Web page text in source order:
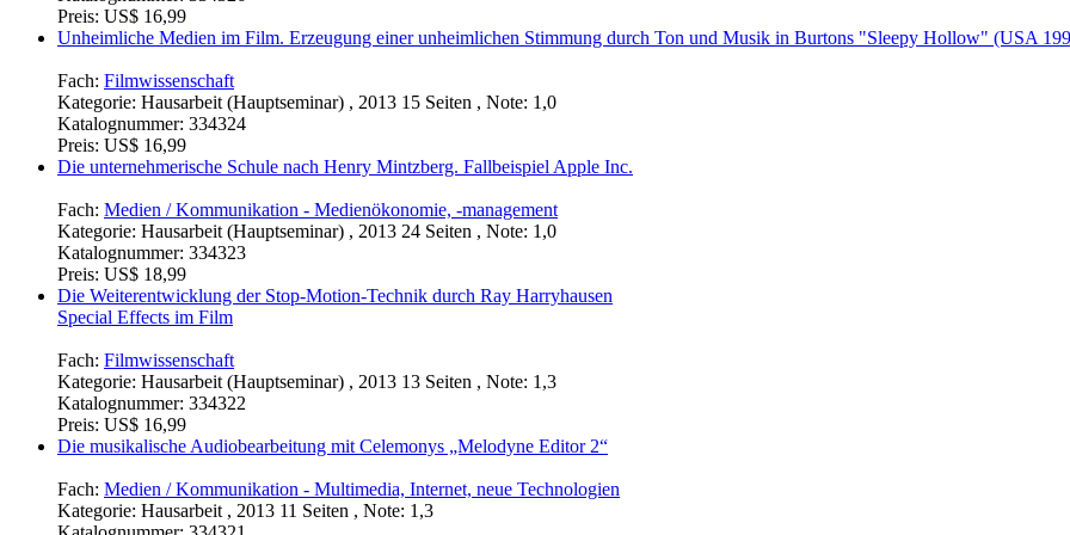
Preis: US$ 16,99
Unheimliche Medien im Film. Erzeugung einer unheimlichen Stimmung durch Ton und Musik in Burtons "Sleepy Hollow" (USA
Fach: Filmwissenschaft
Kategorie: Hausarbeit (Hauptseminar) , 2013 15 Seiten , Note: 1,0
Katalognummer: 334324
Preis: US$ 16,99
Die unternehmerische Schule nach Henry Mintzberg. Fallbeispiel Apple Inc.
Fach: Medien / Kommunikation - Medienökonomie, -management
Kategorie: Hausarbeit (Hauptseminar) , 2013 24 Seiten , Note: 1,0
Katalognummer: 334323
Preis: US$ 18,99
Die Weiterentwicklung der Stop-Motion-Technik durch Ray Harryhausen
Special Effects im Film
Fach: Filmwissenschaft
Kategorie: Hausarbeit (Hauptseminar) , 2013 13 Seiten , Note: 1,3
Katalognummer: 334322
Preis: US$ 16,99
Die musikalische Audiobearbeitung mit Celemonys „Melodyne Editor 2“
Fach: Medien / Kommunikation - Multimedia, Internet, neue Technologien
Kategorie: Hausarbeit , 2013 11 Seiten , Note: 1,3